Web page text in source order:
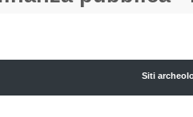
Siti